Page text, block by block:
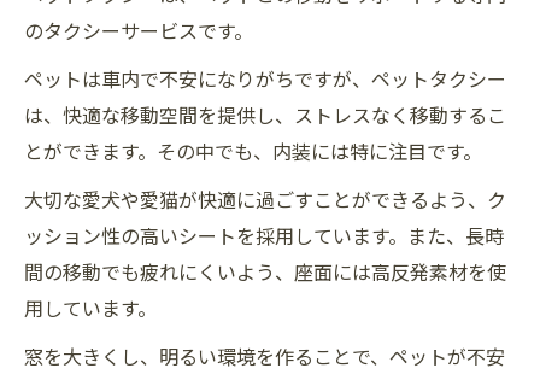
のタクシーサービスです。
ペットは車内で不安になりがちですが、ペットタクシー
は、快適な移動空間を提供し、ストレスなく移動するこ
とができます。その中でも、内装には特に注目です。
大切な愛犬や愛猫が快適に過ごすことができるよう、ク
ッション性の高いシートを採用しています。また、長時
間の移動でも疲れにくいよう、座面には高反発素材を使
用しています。
窓を大きくし、明るい環境を作ることで、ペットが不安